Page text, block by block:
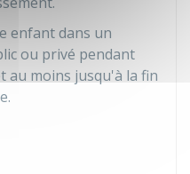
enfant dans un
ou privé pendant
au moins jusqu'à la fin